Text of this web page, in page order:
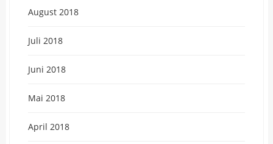
August 2018
Juli 2018
Juni 2018
Mai 2018
April 2018